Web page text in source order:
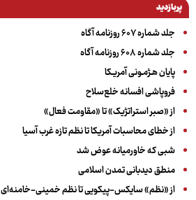
پربازدید
جلد شماره ۶۰۷ روزنامه آگاه
جلد شماره ۶۰۸ روزنامه آگاه
پایان هـژمـونی آمریـکا
فروپاشی افسانه خلع‌سلاح
از «صبر استراتژیک» تا «مقاومت فعال»
از خطای محاسبات آمریکا تا نظم تازه غرب آسیا
شبی که خاورمیانه عوض شد
منطق دیدبانی تمدن اسلامی
از «نظم» سایکس-پیکویی تا نظم خمینی-خامنه‌ای